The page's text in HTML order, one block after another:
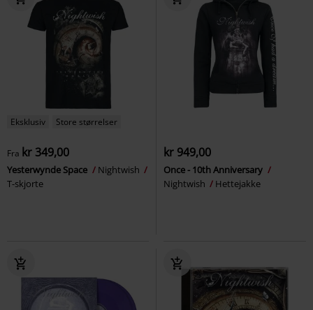
Eksklusiv Store størrelser
Fra kr 349,00
Yesterwynde Space
Nightwish
T-skjorte
kr 949,00
Once - 10th Anniversary
Nightwish
Hettejakke